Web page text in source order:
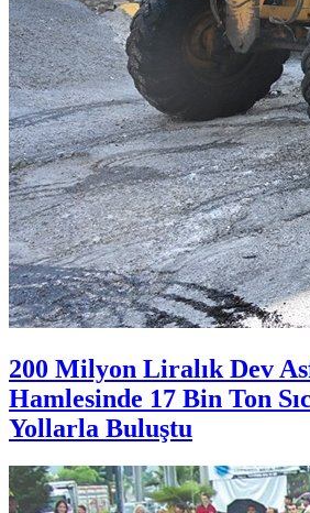
200 Milyon Liralık Dev
Hamlesinde 17 Bin Ton
Yollarla Buluştu